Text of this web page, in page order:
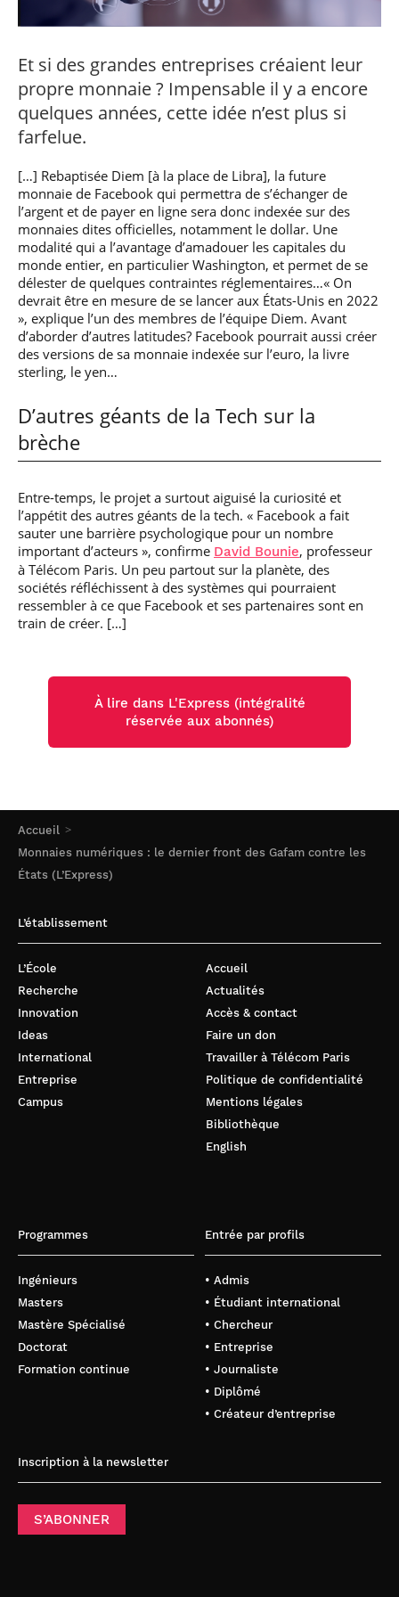
S’engager à Télécom
Paris
responsable : nos
élèves impliqués
Parcours Numérique
Enquête 1er emploi
donnant accès aux
Corps techniques de
l’État
Artificielle en
alternance
Expert
cybersécurité des
réseaux et des
systèmes
d’information
Artificielle – Expert
Data & MLops
Intelligence
Artificielle
multimodale et
autonome
situation de
faire ?
Vous êtes admis,
préparez votre
arrivée
Entreprises &
solutions Mastère
Spécialisé
Brochures &
contacts
Événements des
formations de
Mastère Spécialisé
• Journaliste
• Diplômé
• Créateur d’entreprise
Accueil
Monnaies numériques : le dernier front des Gafam contre les
États (L’Express)
Et si des grandes entreprises créaient leur
propre monnaie ? Impensable il y a encore
quelques années, cette idée n’est plus si
farfelue.
[…] Rebaptisée Diem [à la place de Libra], la future
monnaie de Facebook qui permettra de s’échanger de
l’argent et de payer en ligne sera donc indexée sur des
monnaies dites officielles, notamment le dollar. Une
modalité qui a l’avantage d’amadouer les capitales du
monde entier, en particulier Washington, et permet de se
délester de quelques contraintes réglementaires…« On
devrait être en mesure de se lancer aux États-Unis en 2022
», explique l’un des membres de l’équipe Diem. Avant
d’aborder d’autres latitudes? Facebook pourrait aussi créer
des versions de sa monnaie indexée sur l’euro, la livre
sterling, le yen…
D’autres géants de la Tech sur la
brèche
Entre-temps, le projet a surtout aiguisé la curiosité et
l’appétit des autres géants de la tech. « Facebook a fait
sauter une barrière psychologique pour un nombre
important d’acteurs », confirme David Bounie, professeur
à Télécom Paris. Un peu partout sur la planète, des
sociétés réfléchissent à des systèmes qui pourraient
ressembler à ce que Facebook et ses partenaires sont en
train de créer. […]
À lire dans L'Express (intégralité
réservée aux abonnés)
L’établissement
L’École
Recherche
Innovation
Ideas
International
Entreprise
Campus
Accueil
Actualités
Accès & contact
Faire un don
Travailler à Télécom Paris
Politique de confidentialité
Mentions légales
Bibliothèque
English
Programmes
Ingénieurs
Masters
Mastère Spécialisé
Doctorat
Formation continue
Entrée par profils
• Admis
• Étudiant international
• Chercheur
• Entreprise
• Journaliste
• Diplômé
• Créateur d’entreprise
Inscription à la newsletter
S’ABONNER